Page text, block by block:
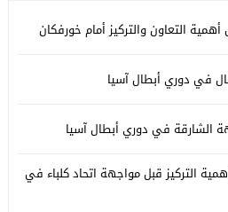
التعاون والتركيز أمام خورفكان
في دوري أبطال آسيا
الشارقة في دوري أبطال آسيا
التركيز قبل مواجهة اتحاد كلباء في